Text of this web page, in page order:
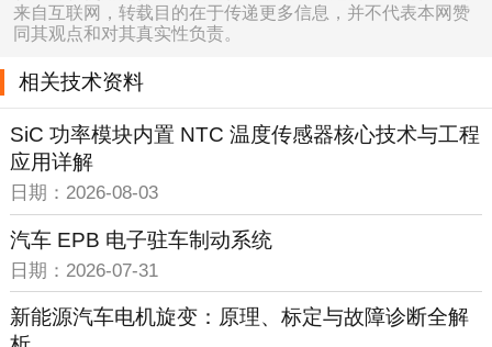
来自互联网，转载目的在于传递更多信息，并不代表本网赞
同其观点和对其真实性负责。
相关技术资料
SiC 功率模块内置 NTC 温度传感器核心技术与工程
应用详解
日期：2026-08-03
汽车 EPB 电子驻车制动系统
日期：2026-07-31
新能源汽车电机旋变：原理、标定与故障诊断全解